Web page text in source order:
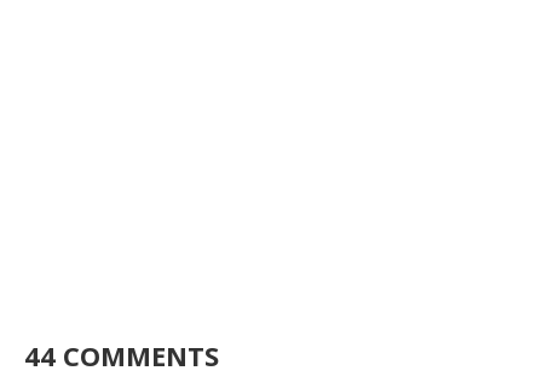
44 COMMENTS